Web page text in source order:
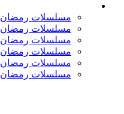
مسلسلات رمضان 2026
مسلسلات رمضان 2025
مسلسلات رمضان 2024
مسلسلات رمضان 2023
مسلسلات رمضان 2022
مسلسلات رمضان 2021